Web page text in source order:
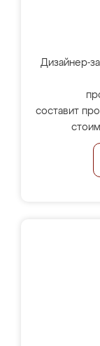
Дизайнер-
составит